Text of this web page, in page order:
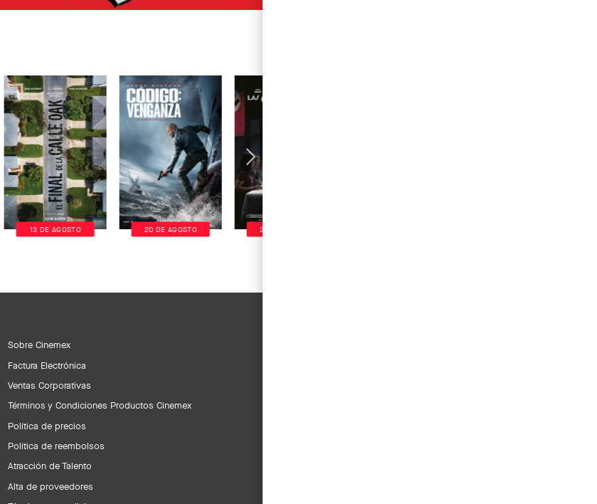
13 DE AGOSTO 20 DE AGOSTO 20 DE AGOSTO
Sobre Cinemex
Factura Electrónica
Ventas Corporativas
Términos y Condiciones Productos Cinemex
Política de precios
Política de reembolsos
Atracción de Talento
Alta de proveedores